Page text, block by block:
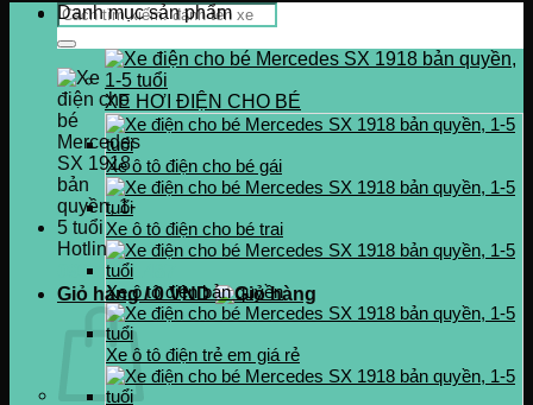
Tìm
kiếm:
Hotline
0937.222.487
Giỏ hàng /0VND
Danh mục sản phẩm
XE HƠI ĐIỆN CHO BÉ
Xe ô tô điện cho bé gái
Xe ô tô điện cho bé trai
Xe ô tô điện bản quyền
Xe ô tô điện trẻ em giá rẻ